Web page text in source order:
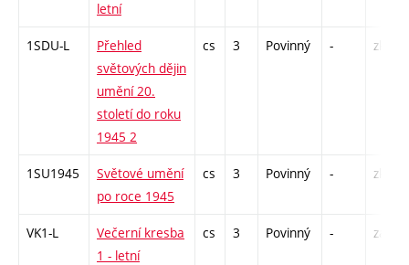
letní
1SDU-L
Přehled
světových dějin
umění 20.
století do roku
1945 2
cs 3 Povinný - zk
1SU1945
Světové umění
po roce 1945
cs 3 Povinný - zk
VK1-L
Večerní kresba
1 - letní
cs 3 Povinný - zá,zk